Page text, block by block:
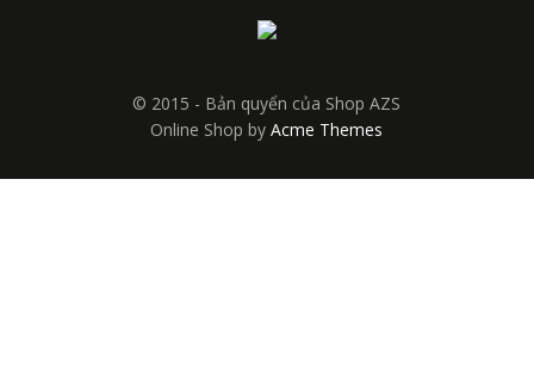
© 2015 - Bản quyển của Shop AZS
Online Shop byAcme Themes